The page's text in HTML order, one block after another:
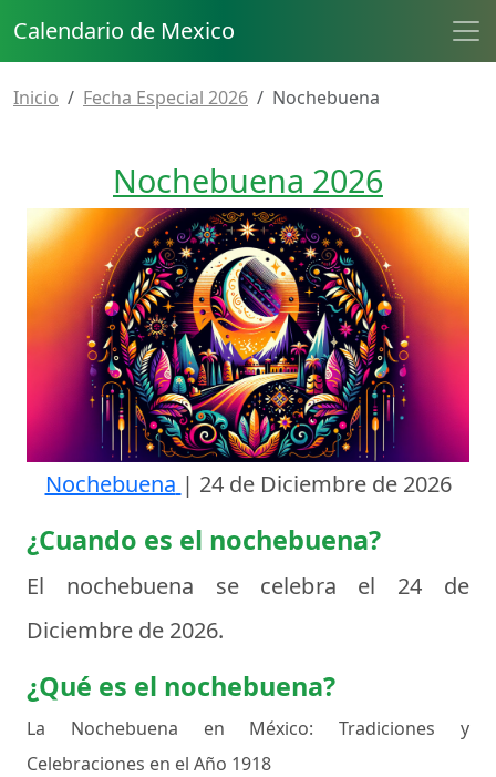
Calendario de Mexico
Inicio Fecha Especial 2026 Nochebuena
Nochebuena 2026
Nochebuena | 24 de Diciembre de 2026
¿Cuando es el nochebuena?
El nochebuena se celebra el 24 de
Diciembre de 2026.
¿Qué es el nochebuena?
La Nochebuena en México: Tradiciones y
Celebraciones en el Año 1918